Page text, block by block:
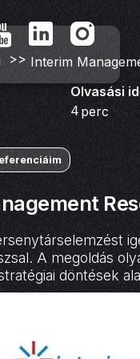
>> Interim
Olvasási
4 perc
A megoldás
döntések